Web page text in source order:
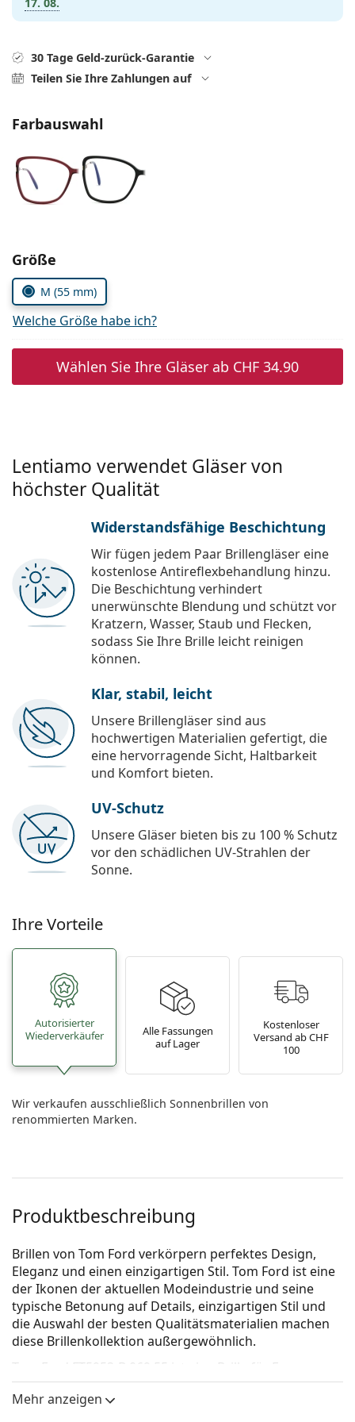
Alle Marken
Persol
Prada
ist offline
30 Tage Geld-zurück-Garantie
Teilen Sie Ihre Zahlungen auf
Farbauswahl
Parameter wählen
Größe
M (55 mm)
Welche Größe habe ich?
Wählen Sie Ihre Gläser ab CHF 34.90
Lentiamo verwendet Gläser von
höchster Qualität
Widerstandsfähige Beschichtung
Wir fügen jedem Paar Brillengläser eine
kostenlose Antireflexbehandlung hinzu.
Die Beschichtung verhindert
unerwünschte Blendung und schützt vor
Kratzern, Wasser, Staub und Flecken,
sodass Sie Ihre Brille leicht reinigen
können.
Klar, stabil, leicht
Unsere Brillengläser sind aus
hochwertigen Materialien gefertigt, die
eine hervorragende Sicht, Haltbarkeit
und Komfort bieten.
UV-Schutz
Unsere Gläser bieten bis zu 100 % Schutz
vor den schädlichen UV-Strahlen der
Sonne.
Ihre Vorteile
Autorisierter
Wiederverkäufer
Alle Fassungen
auf Lager
Kostenloser
Versand ab CHF
100
Wir verkaufen ausschließlich Sonnenbrillen von
renommierten Marken.
Produktbeschreibung
Brillen von Tom Ford verkörpern perfektes Design,
Eleganz und einen einzigartigen Stil. Tom Ford ist eine
der Ikonen der aktuellen Modeindustrie und seine
typische Betonung auf Details, einzigartigen Stil und
die Auswahl der besten Qualitätsmaterialien machen
diese Brillenkollektion außergewöhnlich.
Tom Ford FT5953-B 069 55 ist eine Brille für Frauen.
Brillenfassung
Mehr anzeigen